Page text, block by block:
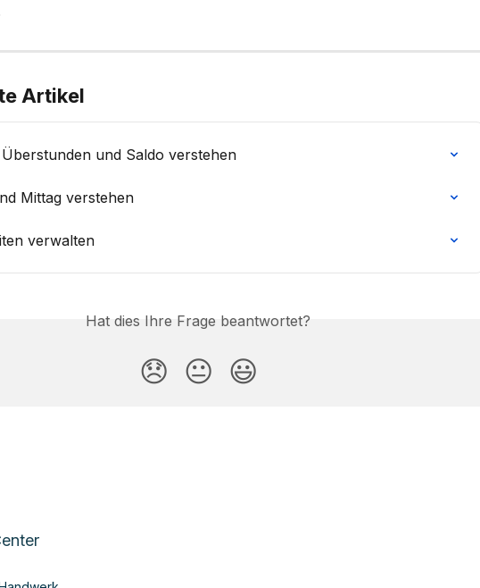
Artikel
und Saldo verstehen
Mittag verstehen
verwalten
Hat dies Ihre Frage beantwortet?
😞 😐 😃